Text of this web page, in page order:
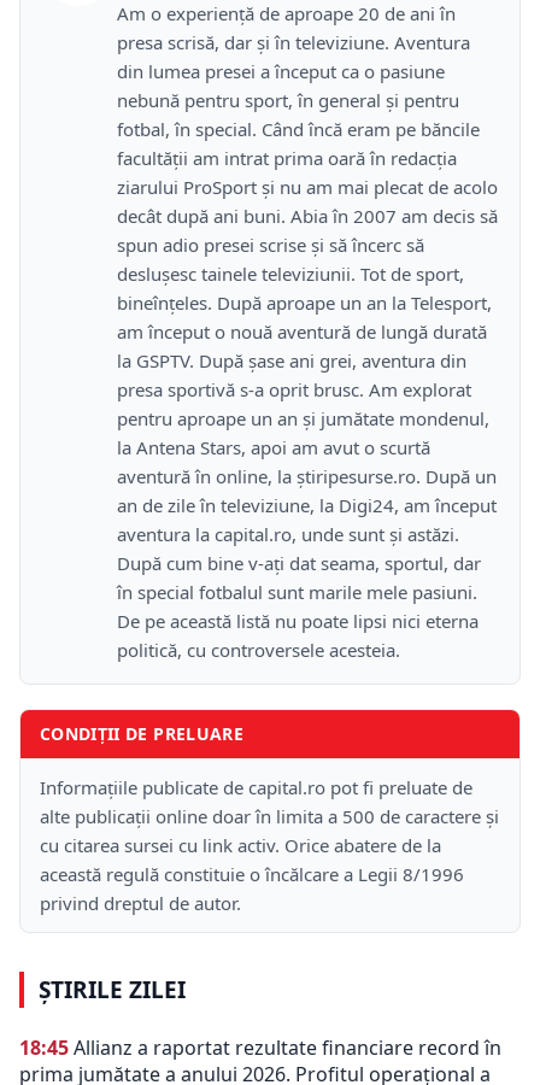
Am o experienţă de aproape 20 de ani în
presa scrisă, dar şi în televiziune. Aventura
din lumea presei a început ca o pasiune
nebună pentru sport, în general şi pentru
fotbal, în special. Când încă eram pe băncile
facultăţii am intrat prima oară în redacţia
ziarului ProSport şi nu am mai plecat de acolo
decât după ani buni. Abia în 2007 am decis să
spun adio presei scrise şi să încerc să
desluşesc tainele televiziunii. Tot de sport,
bineînţeles. După aproape un an la Telesport,
am început o nouă aventură de lungă durată
la GSPTV. După şase ani grei, aventura din
presa sportivă s-a oprit brusc. Am explorat
pentru aproape un an şi jumătate mondenul,
la Antena Stars, apoi am avut o scurtă
aventură în online, la ştiripesurse.ro. După un
an de zile în televiziune, la Digi24, am început
aventura la capital.ro, unde sunt şi astăzi.
După cum bine v-aţi dat seama, sportul, dar
în special fotbalul sunt marile mele pasiuni.
De pe această listă nu poate lipsi nici eterna
politică, cu controversele acesteia.
CONDIȚII DE PRELUARE
Informațiile publicate de capital.ro pot fi preluate de
alte publicații online doar în limita a 500 de caractere și
cu citarea sursei cu link activ. Orice abatere de la
această regulă constituie o încălcare a Legii 8/1996
privind dreptul de autor.
ȘTIRILE ZILEI
18:45Allianz a raportat rezultate financiare record în
prima jumătate a anului 2026. Profitul operațional a